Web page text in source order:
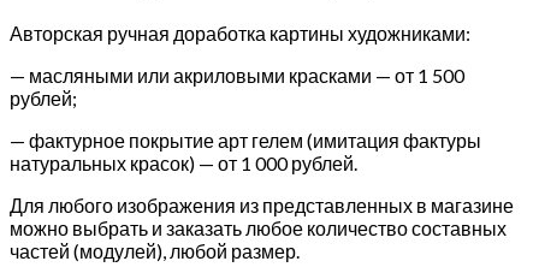
Авторская ручная доработка картины художниками:
— масляными или акриловыми красками — от 1 500
рублей;
— фактурное покрытие арт гелем (имитация фактуры
натуральных красок) — от 1 000 рублей.
Для любого изображения из представленных в магазине
можно выбрать и заказать любое количество составных
частей (модулей), любой размер.